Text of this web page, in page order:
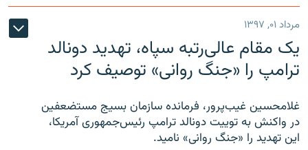
مرداد ۰۱, ۱۳۹۷
یک مقام عالی‌رتبه سپاه، تهدید دونالد
ترامپ را «جنگ روانی» توصیف کرد
غلامحسین غیب‌پرور، فرمانده سازمان بسیج مستضعفین
در واکنش به توییت دونالد ترامپ رئیس‌جمهوری آمریکا،
این تهدید را «جنگ روانی» نامید.